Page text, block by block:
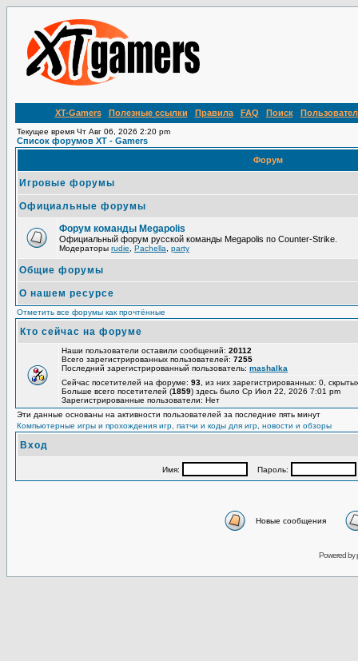
XT-Gamers Полезные ссылки Правила FAQ Поиск
Текущее время Чт Авг 06, 2026 2:20 pm
Список форумов XT - Gamers
Форум
Игровые форумы
Официальные форумы
Форум команды Megapolis
Официальный форум русской команды Megapolis по Counter-Strike.
Модераторы rudie Pachella party
Общие форумы
О нашем ресурсе
Отметить все форумы как прочтённые
Кто сейчас на форуме
Наши пользователи оставили сообщений: 20112
Всего зарегистрированных пользователей: 7255
Последний зарегистрированный пользователь: mashalka
Сейчас посетителей на форуме: 93 , из них зарегистрированных: 0,
Больше всего посетителей (1859) здесь было Ср Июл 22, 2026 7:01 pm
Зарегистрированные пользователи: Нет
Эти данные основаны на активности пользователей за последние пять минут
Компьютерные игры и прохождения игр, патчи и коды для игр, новости и обзоры
Вход
Имя: Пароль:
Новые сообщения
Powered by